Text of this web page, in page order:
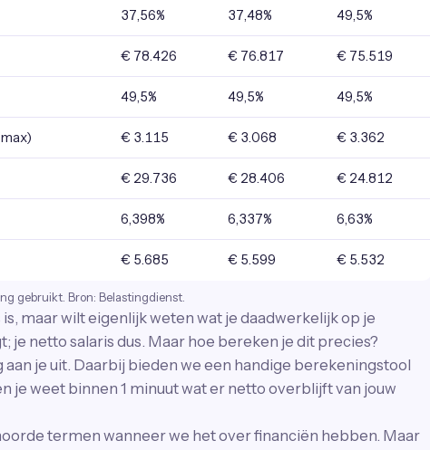
37,56% 37,48% 49,5%
€ 78.426 € 76.817 € 75.519
49,5% 49,5% 49,5%
€ 3.115 € 3.068 € 3.362
€ 29.736 € 28.406 € 24.812
6,398% 6,337% 6,63%
€ 5.685 € 5.599 € 5.532
gebruikt. Bron: Belastingdienst.
maar wilt eigenlijk weten wat je daadwerkelijk op je
je netto salaris dus. Maar hoe bereken je dit precies?
je uit. Daarbij bieden we een handige berekeningstool
je weet binnen 1 minuut wat er netto overblijft van jouw
termen wanneer we het over financiën hebben. Maar